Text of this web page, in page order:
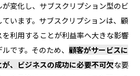
変化し、サブスクリプション型のビ
います。サブスクリプションは、顧
利用することが利益率へ大きな影響
です。そのため、 顧客がサービスに
、ビジネスの成功に必要不可欠な要